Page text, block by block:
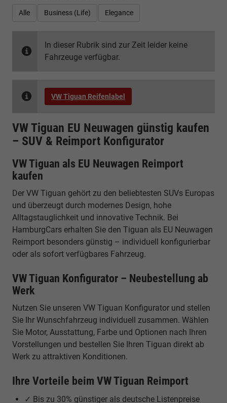
Alle Business (Life) Elegance
In dieser Rubrik sind zur Zeit leider keine
Fahrzeuge verfügbar.
VW Tiguan Reifenlabel
VW Tiguan EU Neuwagen günstig kaufen
– SUV & Reimport Konfigurator
VW Tiguan als EU Neuwagen Reimport
kaufen
Der VW Tiguan gehört zu den beliebtesten SUVs Europas
und überzeugt durch modernes Design, hohe
Alltagstauglichkeit und innovative Technik. Bei
HamburgCars erhalten Sie den Tiguan als EU Neuwagen
Reimport besonders günstig – individuell konfigurierbar
oder als sofort verfügbares Fahrzeug.
VW Tiguan Konfigurator – Neubestellung ab
Werk
Nutzen Sie unseren VW Tiguan Konfigurator und stellen
Sie Ihr Wunschfahrzeug individuell zusammen. Wählen
Sie Motor, Ausstattung, Farbe und Optionen nach Ihren
Vorstellungen und bestellen Sie Ihren Tiguan direkt ab
Werk zu attraktiven Konditionen.
Ihre Vorteile beim VW Tiguan Reimport
✓ Bis zu 30% günstiger als deutsche Listenpreise